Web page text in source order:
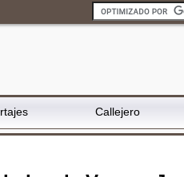
Callejero